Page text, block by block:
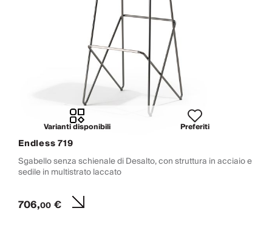
Varianti disponibili Preferiti
Endless 719
Sgabello senza schienale di Desalto, con struttura in acciaio e
sedile in multistrato laccato
706,00€